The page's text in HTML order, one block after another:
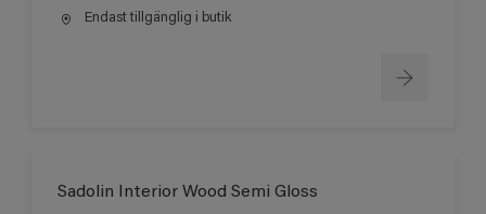
Endast tillgänglig i butik
Sadolin Interior Wood Semi Gloss